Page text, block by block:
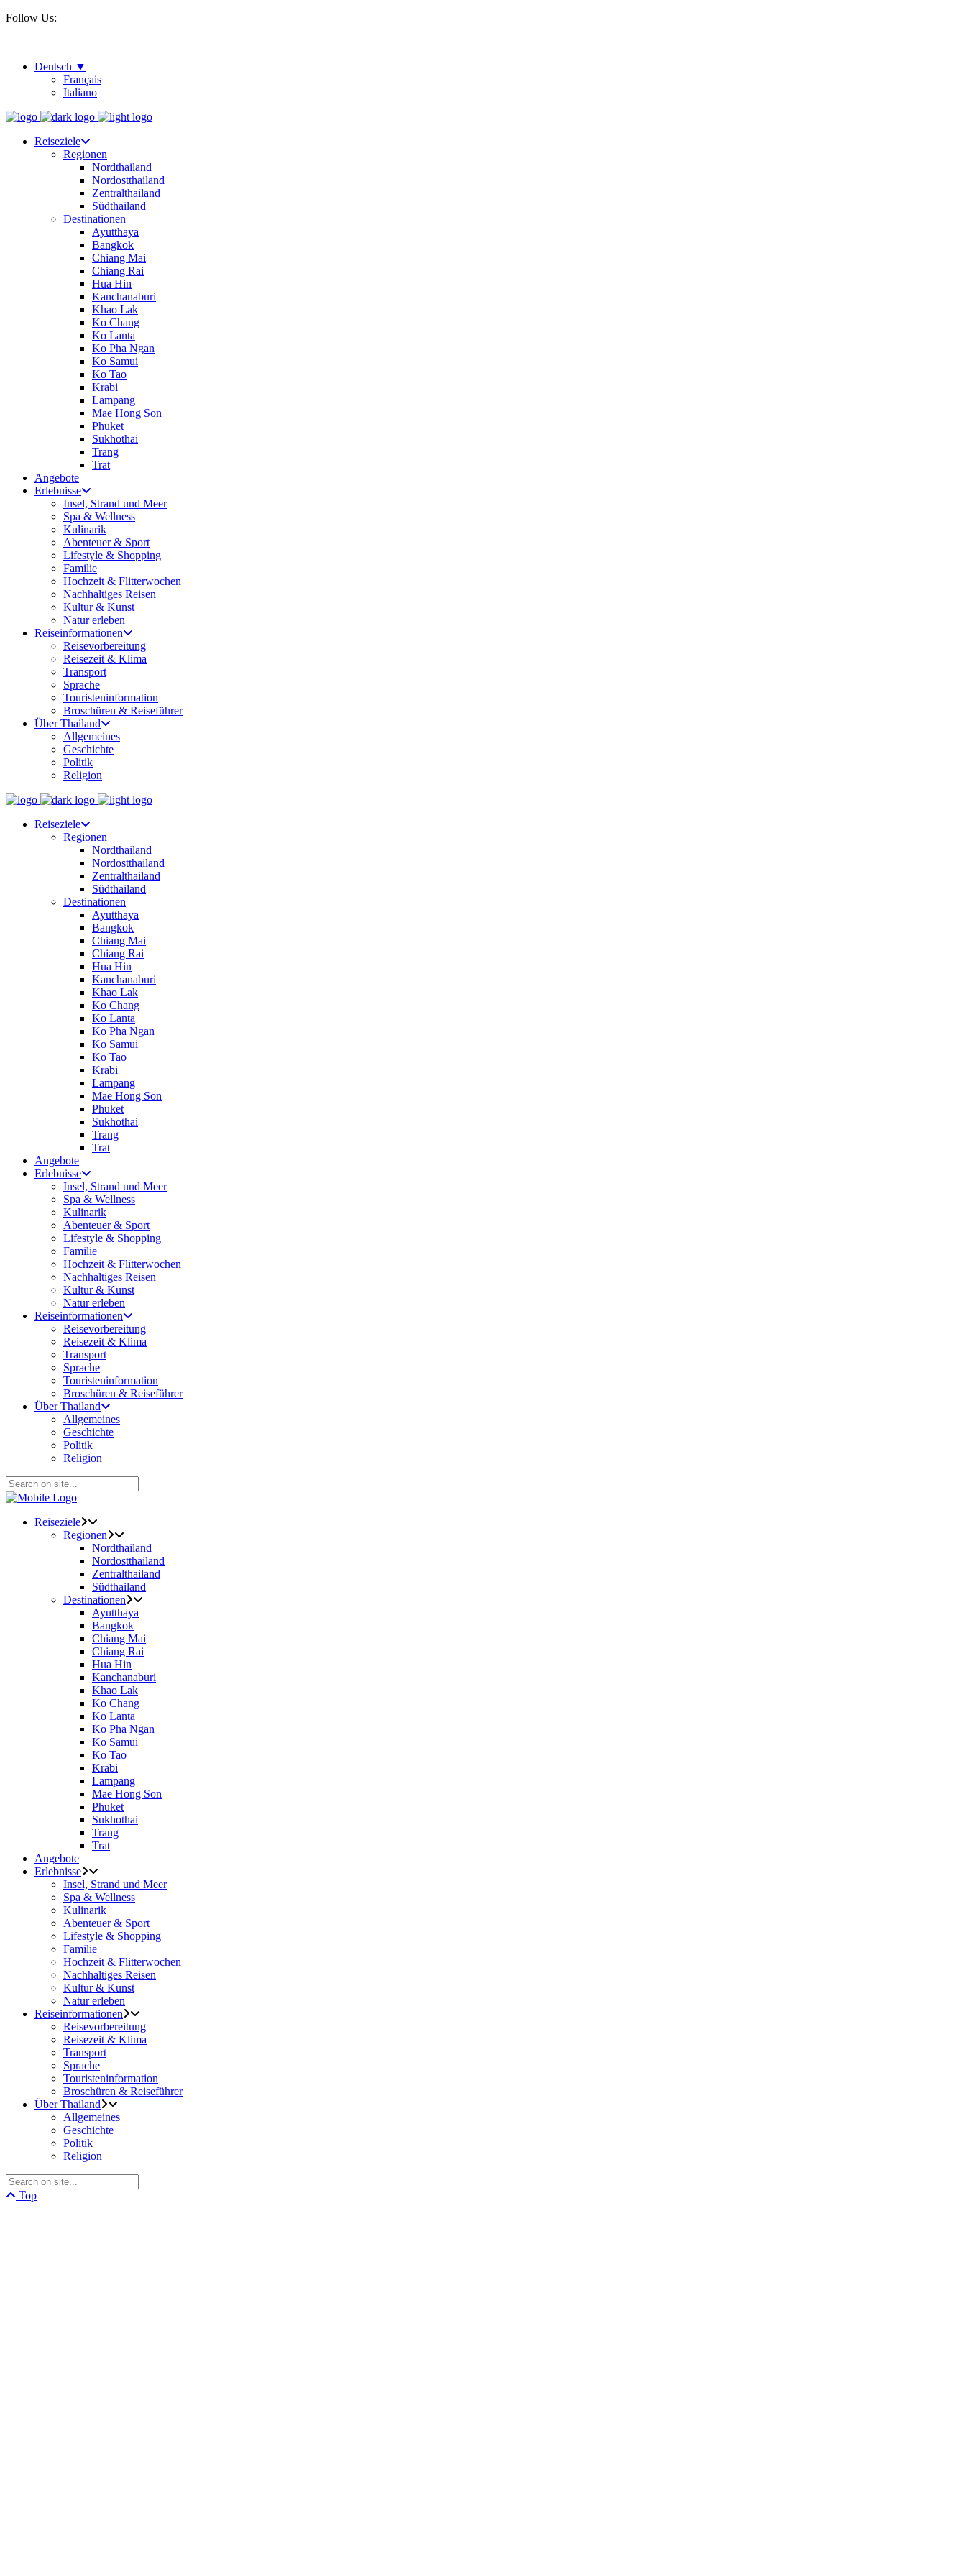
Follow Us:
Deutsch
Français
Italiano
Reiseziele
Regionen
Nordthailand
Nordostthailand
Zentralthailand
Südthailand
Destinationen
Ayutthaya
Bangkok
Chiang Mai
Chiang Rai
Hua Hin
Kanchanaburi
Khao Lak
Ko Chang
Ko Lanta
Ko Pha Ngan
Ko Samui
Ko Tao
Krabi
Lampang
Mae Hong Son
Phuket
Sukhothai
Trang
Trat
Angebote
Erlebnisse
Insel, Strand und Meer
Spa & Wellness
Kulinarik
Abenteuer & Sport
Lifestyle & Shopping
Familie
Hochzeit & Flitterwochen
Nachhaltiges Reisen
Kultur & Kunst
Natur erleben
Reiseinformationen
Reisevorbereitung
Reisezeit & Klima
Transport
Sprache
Touristeninformation
Broschüren & Reiseführer
Über Thailand
Allgemeines
Geschichte
Politik
Religion
Reiseziele
Regionen
Nordthailand
Nordostthailand
Zentralthailand
Südthailand
Destinationen
Ayutthaya
Bangkok
Chiang Mai
Chiang Rai
Hua Hin
Kanchanaburi
Khao Lak
Ko Chang
Ko Lanta
Ko Pha Ngan
Ko Samui
Ko Tao
Krabi
Lampang
Mae Hong Son
Phuket
Sukhothai
Trang
Trat
Angebote
Erlebnisse
Insel, Strand und Meer
Spa & Wellness
Kulinarik
Abenteuer & Sport
Lifestyle & Shopping
Familie
Hochzeit & Flitterwochen
Nachhaltiges Reisen
Kultur & Kunst
Natur erleben
Reiseinformationen
Reisevorbereitung
Reisezeit & Klima
Transport
Sprache
Touristeninformation
Broschüren & Reiseführer
Über Thailand
Allgemeines
Geschichte
Politik
Religion
Reiseziele
Regionen
Nordthailand
Nordostthailand
Zentralthailand
Südthailand
Destinationen
Ayutthaya
Bangkok
Chiang Mai
Chiang Rai
Hua Hin
Kanchanaburi
Khao Lak
Ko Chang
Ko Lanta
Ko Pha Ngan
Ko Samui
Ko Tao
Krabi
Lampang
Mae Hong Son
Phuket
Sukhothai
Trang
Trat
Angebote
Erlebnisse
Insel, Strand und Meer
Spa & Wellness
Kulinarik
Abenteuer & Sport
Lifestyle & Shopping
Familie
Hochzeit & Flitterwochen
Nachhaltiges Reisen
Kultur & Kunst
Natur erleben
Reiseinformationen
Reisevorbereitung
Reisezeit & Klima
Transport
Sprache
Touristeninformation
Broschüren & Reiseführer
Über Thailand
Allgemeines
Geschichte
Politik
Religion
Top